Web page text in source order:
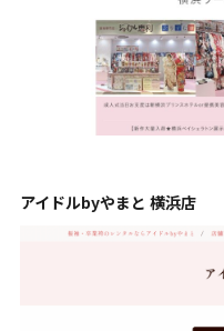
アイドルbyやまと 横浜店